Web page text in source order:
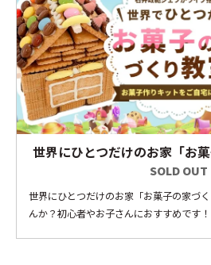
世界にひとつだけのお家「お
SOLD OUT
世界にひとつだけのお家「お菓子の家づ
んか？初心者やお子さんにおすすめです！